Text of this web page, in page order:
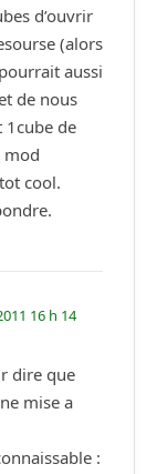
d’ouvrir
(alors
aussi
de nous
1cube de
mod
cool.
16 h 14
dire que
mise a
: